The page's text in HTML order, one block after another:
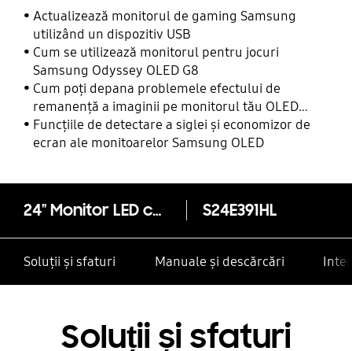
Actualizează monitorul de gaming Samsung
utilizând un dispozitiv USB
Cum se utilizează monitorul pentru jocuri
Samsung Odyssey OLED G8
Cum poți depana problemele efectului de
remanență a imaginii pe monitorul tău OLED
Samsung
Funcțiile de detectare a siglei și economizor de
ecran ale monitoarelor Samsung OLED
24" Monitor LED cu Samsung MagicUpscale S24E391HL
Soluții și sfaturi Manuale și descărcări
Soluții și sfaturi